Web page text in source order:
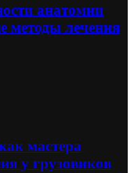
анатомии
методы лечения
мастера
у грузовиков